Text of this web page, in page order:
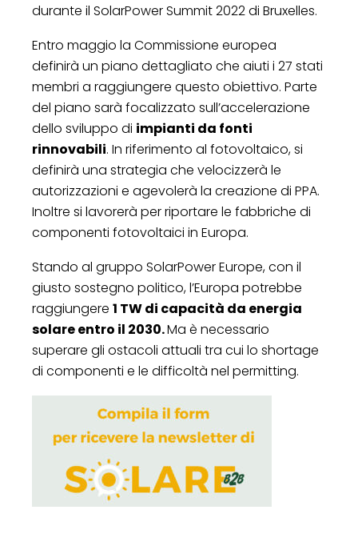
durante il SolarPower Summit 2022 di Bruxelles.
Entro maggio la Commissione europea
definirà un piano dettagliato che aiuti i 27 stati
membri a raggiungere questo obiettivo. Parte
del piano sarà focalizzato sull’accelerazione
dello sviluppo di impianti da fonti
rinnovabili. In riferimento al fotovoltaico, si
definirà una strategia che velocizzerà le
autorizzazioni e agevolerà la creazione di PPA.
Inoltre si lavorerà per riportare le fabbriche di
componenti fotovoltaici in Europa.
Stando al gruppo SolarPower Europe, con il
giusto sostegno politico, l’Europa potrebbe
raggiungere 1 TW di capacità da energia
solare entro il 2030.Ma è necessario
superare gli ostacoli attuali tra cui lo shortage
di componenti e le difficoltà nel permitting.